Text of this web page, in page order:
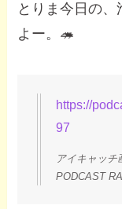
とりま今日の
よー。🦔
https://
97
アイキャッチ
PODCAST